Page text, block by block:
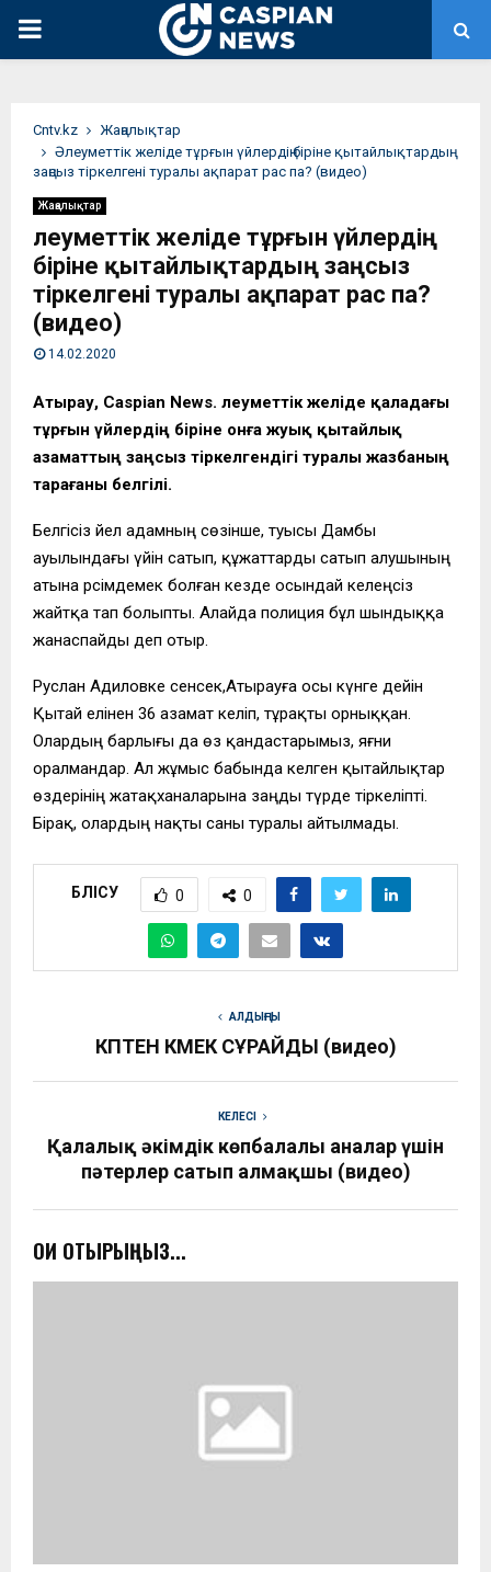
PRIMARY
Сntv.kz
Жаңалықтар
Әлеуметтік желіде тұрғын үйлердің біріне қытайлықтардың
заңсыз тіркелгені туралы ақпарат рас па? (видео)
Жаңалықтар
Әлеуметтік желіде тұрғын үйлердің
біріне қытайлықтардың заңсыз
тіркелгені туралы ақпарат рас па?
(видео)
14.02.2020
Атырау, Caspian News. Әлеуметтік желіде қаладағы
тұрғын үйлердің біріне онға жуық қытайлық
азаматтың заңсыз тіркелгендігі туралы жазбаның
тарағаны белгілі.
Белгісіз әйел адамның сөзінше, туысы Дамбы
ауылындағы үйін сатып, құжаттарды сатып алушының
атына рәсімдемек болған кезде осындай келеңсіз
жайтқа тап болыпты. Алайда полиция бұл шындыққа
жанаспайды деп отыр.
Руслан Адиловке сенсек,Атырауға осы күнге дейін
Қытай елінен 36 азамат келіп, тұрақты орныққан.
Олардың барлығы да өз қандастарымыз, яғни
оралмандар. Ал жұмыс бабында келген қытайлықтар
өздерінің жатақханаларына заңды түрде тіркеліпті.
Бірақ, олардың нақты саны туралы айтылмады.
БӨЛІСУ 0 0
АЛДЫҢҒЫ
КӨПТЕН КӨМЕК СҰРАЙДЫ (видео)
КЕЛЕСІ
Қалалық әкімдік көпбалалы аналар үшін
пәтерлер сатып алмақшы (видео)
ОҚИ ОТЫРЫҢЫЗ...